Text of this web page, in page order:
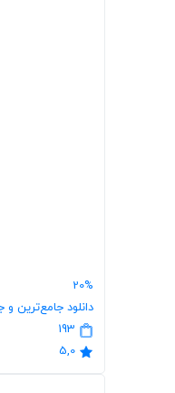
20%
دانلود جامع‌ترین
193
5,0